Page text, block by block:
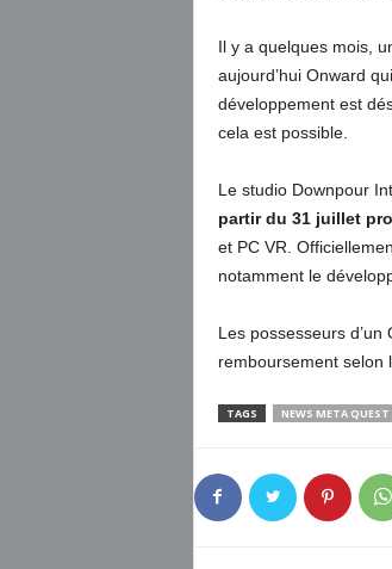
Il y a quelques mois,
aujourd’hui Onward
développement est
cela est possible.
Le studio Downpour
partir du 31 juillet
et PC VR.
notamment le
Les possesseurs
remboursement selon
TAGS NEWS META QUEST